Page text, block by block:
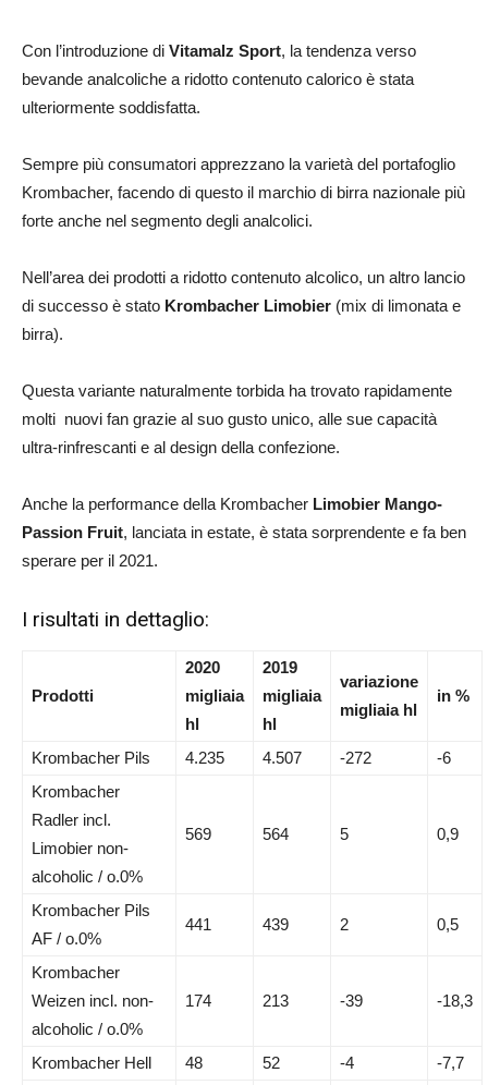
Con l’introduzione di Vitamalz Sport, la tendenza verso
bevande analcoliche a ridotto contenuto calorico è stata
ulteriormente soddisfatta.
Sempre più consumatori apprezzano la varietà del portafoglio
Krombacher, facendo di questo il marchio di birra nazionale più
forte anche nel segmento degli analcolici.
Nell’area dei prodotti a ridotto contenuto alcolico, un altro lancio
di successo è stato Krombacher Limobier (mix di limonata e
birra).
Questa variante naturalmente torbida ha trovato rapidamente
molti nuovi fan grazie al suo gusto unico, alle sue capacità
ultra-rinfrescanti e al design della confezione.
Anche la performance della Krombacher Limobier Mango-
Passion Fruit, lanciata in estate, è stata sorprendente e fa ben
sperare per il 2021.
I risultati in dettaglio:
Prodotti
2020
migliaia
hl
2019
migliaia
hl
variazione
migliaia hl
in %
Krombacher Pils 4.235 4.507 -272
-6
Krombacher
Radler incl.
Limobier non-
alcoholic / o.0%
569 564 5 0,9
Krombacher Pils
AF / o.0%
441 439 2 0,5
Krombacher
Weizen incl. non-
alcoholic / o.0%
174 213 -39 -18,3
Krombacher Hell 48 52 -4
-7,7